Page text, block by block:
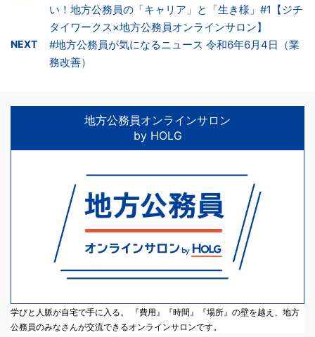
い！地方公務員の「キャリア」と「生き様」#1【ジチ
タイワークス×地方公務員オンラインサロン】
NEXT
#地方公務員が気になるニュース 令和6年6月4日（業
務改善）
地方公務員オンラインサロン
by HOLG
学びと人脈が自宅で手に入る。 『費用』『時間』『場所』の壁を越え、地方
公務員のみなさんが交流できるオンラインサロンです。